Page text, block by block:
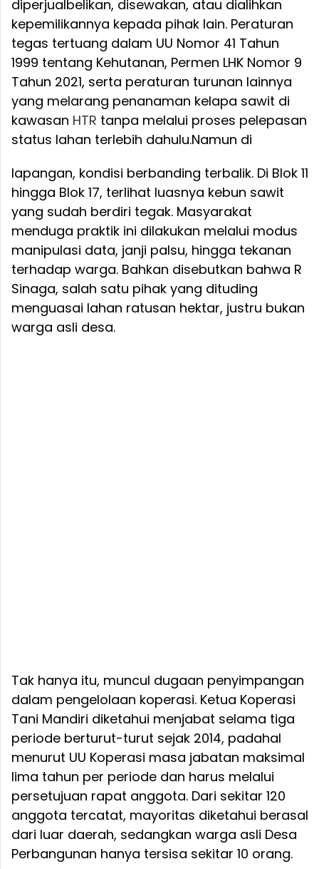
diperjualbelikan, disewakan, atau dialihkan
kepemilikannya kepada pihak lain. Peraturan
tegas tertuang dalam UU Nomor 41 Tahun
1999 tentang Kehutanan, Permen LHK Nomor 9
Tahun 2021, serta peraturan turunan lainnya
yang melarang penanaman kelapa sawit di
kawasan HTR tanpa melalui proses pelepasan
status lahan terlebih dahulu.Namun di
lapangan, kondisi berbanding terbalik. Di Blok 11
hingga Blok 17, terlihat luasnya kebun sawit
yang sudah berdiri tegak. Masyarakat
menduga praktik ini dilakukan melalui modus
manipulasi data, janji palsu, hingga tekanan
terhadap warga. Bahkan disebutkan bahwa R
Sinaga, salah satu pihak yang dituding
menguasai lahan ratusan hektar, justru bukan
warga asli desa.
Tak hanya itu, muncul dugaan penyimpangan
dalam pengelolaan koperasi. Ketua Koperasi
Tani Mandiri diketahui menjabat selama tiga
periode berturut-turut sejak 2014, padahal
menurut UU Koperasi masa jabatan maksimal
lima tahun per periode dan harus melalui
persetujuan rapat anggota. Dari sekitar 120
anggota tercatat, mayoritas diketahui berasal
dari luar daerah, sedangkan warga asli Desa
Perbangunan hanya tersisa sekitar 10 orang.